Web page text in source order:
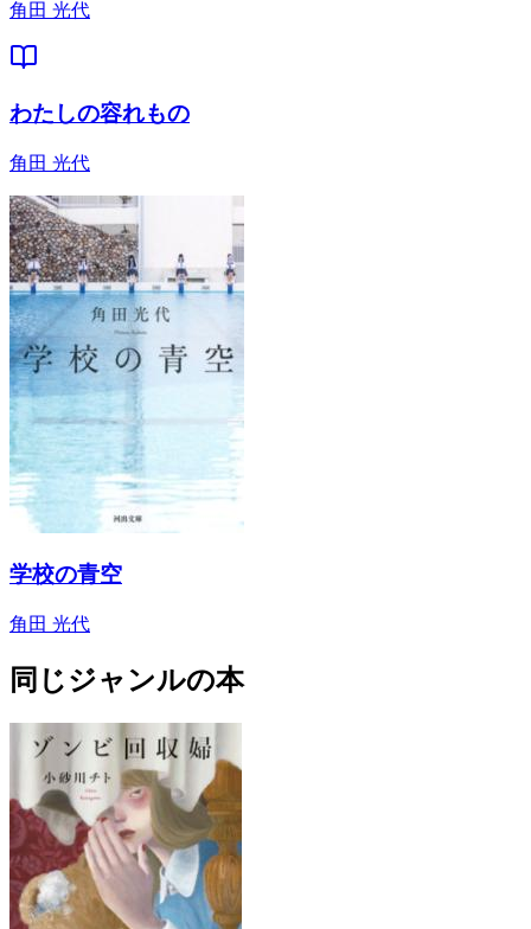
角田 光代
わたしの容れもの
角田 光代
学校の青空
角田 光代
同じジャンルの本